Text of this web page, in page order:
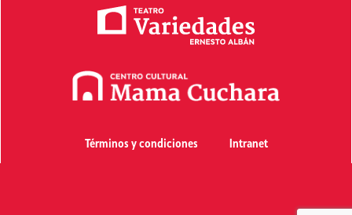
Términos y condiciones Intranet